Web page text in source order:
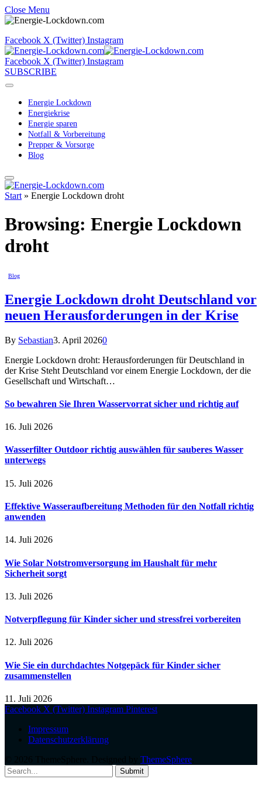
Close Menu
Facebook X (Twitter) Instagram
Facebook X (Twitter) Instagram
SUBSCRIBE
Energie Lockdown
Energiekrise
Energie sparen
Notfall & Vorbereitung
Prepper & Vorsorge
Blog
Start » Energie Lockdown droht
Browsing: Energie Lockdown
droht
Blog
Energie Lockdown droht Deutschland vor
neuen Herausforderungen in der Krise
By Sebastian3. April 20260
Energie Lockdown droht: Herausforderungen für Deutschland in
der Krise Steht Deutschland vor einem Energie Lockdown, der die
Gesellschaft und Wirtschaft…
So bewahren Sie Ihren Wasservorrat sicher und richtig auf
16. Juli 2026
Wasserfilter Outdoor richtig auswählen für sauberes Wasser
unterwegs
15. Juli 2026
Effektive Wasseraufbereitung Methoden für den Notfall richtig
anwenden
14. Juli 2026
Wie Solar Notstromversorgung im Haushalt für mehr
Sicherheit sorgt
13. Juli 2026
Notverpflegung für Kinder sicher und stressfrei vorbereiten
12. Juli 2026
Wie Sie ein durchdachtes Notgepäck für Kinder sicher
zusammenstellen
11. Juli 2026
Facebook X (Twitter) Instagram Pinterest
Impressum
Datenschutzerklärung
ThemeSphere
Submit